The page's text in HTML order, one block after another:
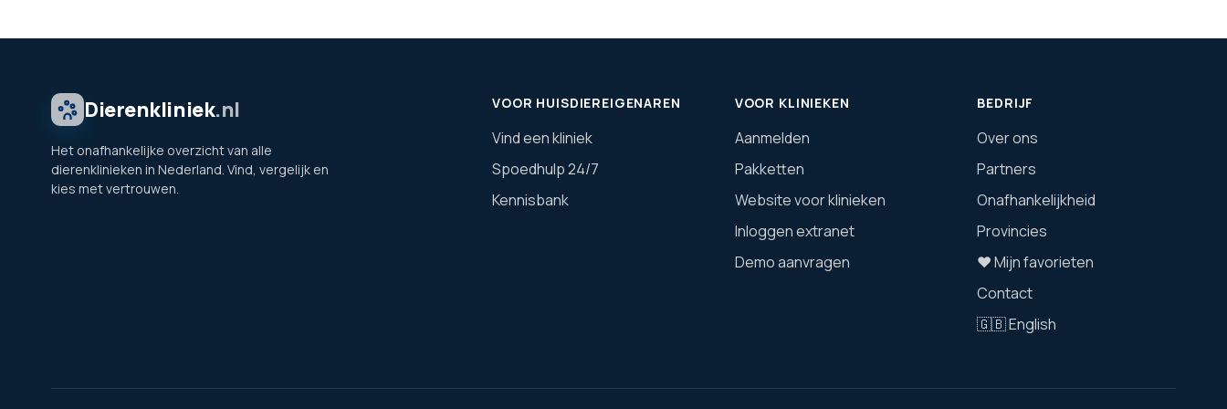
Dierenkliniek.nl
Het onafhankelijke overzicht van alle
dierenklinieken in Nederland. Vind, vergelijk en
kies met vertrouwen.
VOOR HUISDIEREIGENAREN
Vind een kliniek
Spoedhulp 24/7
Kennisbank
VOOR KLINIEKEN
Aanmelden
Pakketten
Website voor klinieken
Inloggen extranet
Demo aanvragen
BEDRIJF
Over ons
Partners
Onafhankelijkheid
Provincies
❤️ Mijn favorieten
Contact
🇬🇧 English